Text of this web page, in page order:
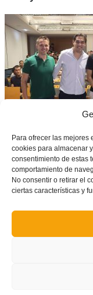
Para ofrecer las mejores
cookies para almacenar
consentimiento de estas
comportamiento de
No consentir o retirar el
ciertas características y
90 entrenadors i
d’Actualització i